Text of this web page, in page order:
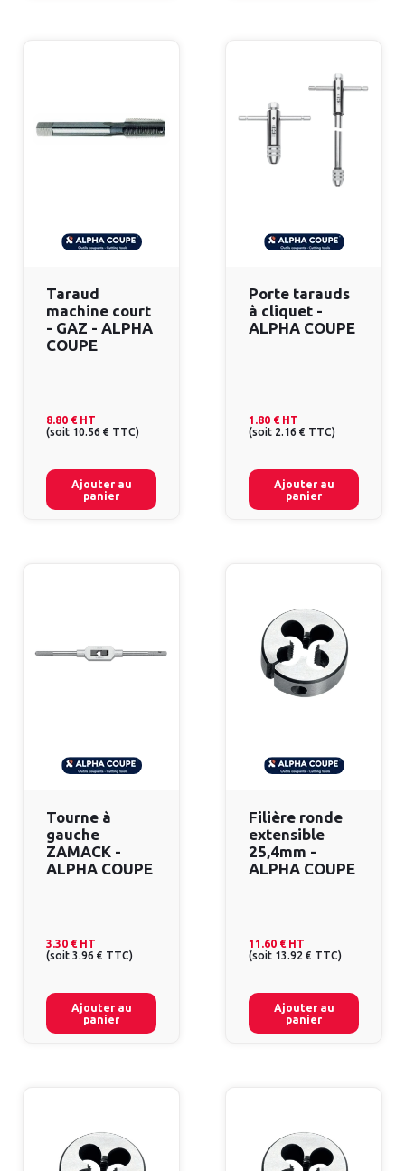
Taraud
machine court
- GAZ - ALPHA
COUPE
8.80 € HT
(soit 10.56 € TTC)
Ajouter au
panier
Porte tarauds
à cliquet -
ALPHA COUPE
1.80 € HT
(soit 2.16 € TTC)
Ajouter au
panier
Tourne à
gauche
ZAMACK -
ALPHA COUPE
3.30 € HT
(soit 3.96 € TTC)
Ajouter au
panier
Filière ronde
extensible
25,4mm -
ALPHA COUPE
11.60 € HT
(soit 13.92 € TTC)
Ajouter au
panier